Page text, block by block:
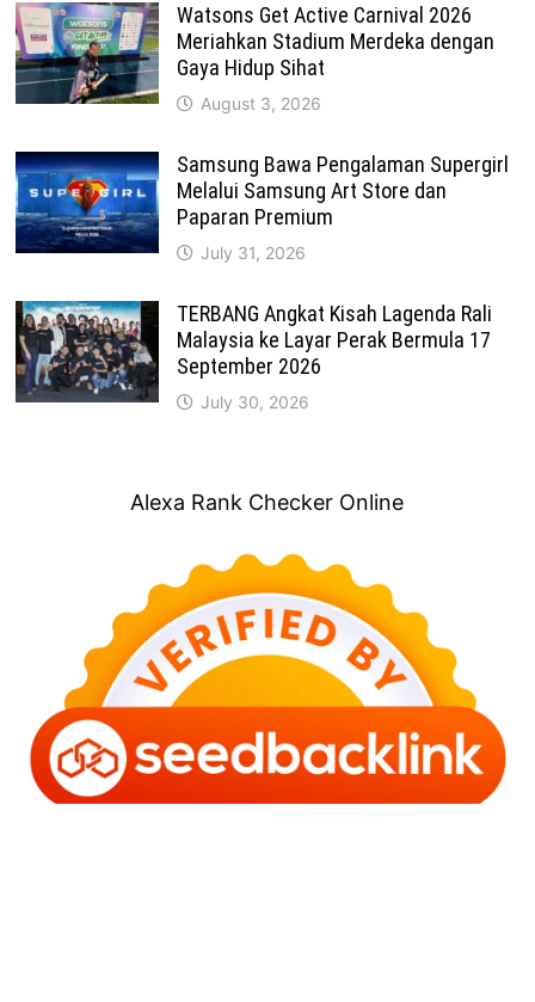
Watsons Get Active Carnival 2026
Meriahkan Stadium Merdeka dengan
Gaya Hidup Sihat
August 3, 2026
Samsung Bawa Pengalaman Supergirl
Melalui Samsung Art Store dan
Paparan Premium
July 31, 2026
TERBANG Angkat Kisah Lagenda Rali
Malaysia ke Layar Perak Bermula 17
September 2026
July 30, 2026
Alexa Rank Checker Online